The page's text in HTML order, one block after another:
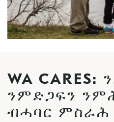
WA CARES:
ንምድጋፍን
ብሓባር ምስራሕ